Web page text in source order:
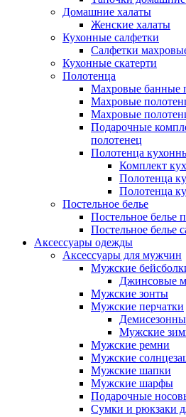
Домашние халаты
Женские халаты
Кухонные салфетки
Салфетки
Кухонные скатерти
Полотенца
Махровые банные
Махровые
Махровые
Подарочные
полотенец
Полотенца
Комплект
Полотенца
Полотенца
Постельное белье
Постельное белье
Постельное белье
Аксессуары одежды
Аксессуары для мужчин
Мужские
Джинсовые
Мужские зонты
Мужские перчатки
Мужские
Мужские ремни
Мужские
Мужские шапки
Мужские шарфы
Подарочные
Сумки и рюкзаки